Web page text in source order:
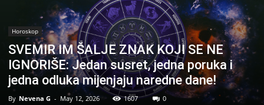
Horoskop
SVEMIR IM ŠALJE ZNAK KOJI SE NE
IGNORIŠE: Jedan susret, jedna poruka i
jedna odluka mijenjaju naredne dane!
By Nevena G - May 12, 2026 1607 0